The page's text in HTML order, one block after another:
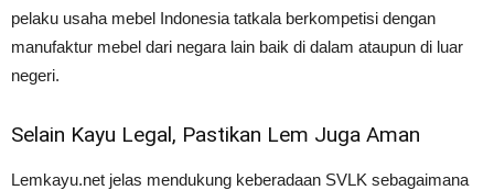
pelaku usaha mebel Indonesia tatkala berkompetisi dengan
manufaktur mebel dari negara lain baik di dalam ataupun di luar
negeri.
Selain Kayu Legal, Pastikan Lem Juga Aman
Lemkayu.net jelas mendukung keberadaan SVLK sebagaimana